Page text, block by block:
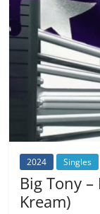
2024 Singles
Big Tony
Kream)